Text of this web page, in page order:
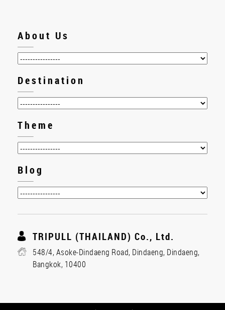
About Us
Destination
Theme
Blog
TRIPULL (THAILAND) Co., Ltd.
548/4, Asoke-Dindaeng Road, Dindaeng, Dindaeng,
Bangkok, 10400